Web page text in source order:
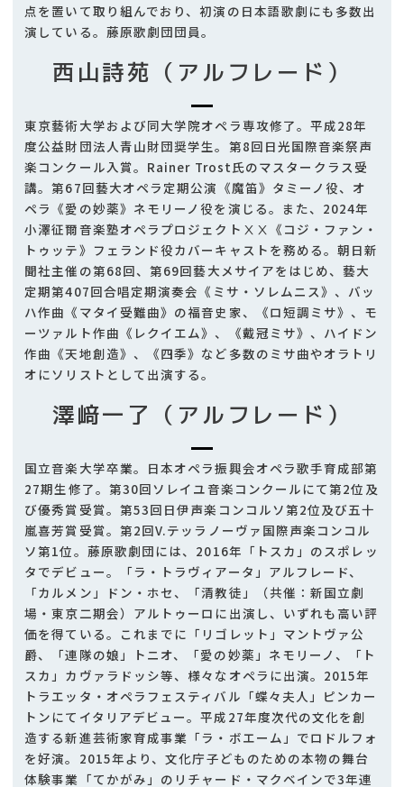
点を置いて取り組んでおり、初演の日本語歌劇にも多数出
演している。藤原歌劇団団員。
西山詩苑（アルフレード）
東京藝術大学および同大学院オペラ専攻修了。平成28年
度公益財団法人青山財団奨学生。第8回日光国際音楽祭声
楽コンクール入賞。Rainer Trost氏のマスタークラス受
講。第67回藝大オペラ定期公演《魔笛》タミーノ役、オ
ペラ《愛の妙薬》ネモリーノ役を演じる。また、2024年
小澤征爾音楽塾オペラプロジェクトⅩⅩ《コジ・ファン・
トゥッテ》フェランド役カバーキャストを務める。朝日新
聞社主催の第68回、第69回藝大メサイアをはじめ、藝大
定期第407回合唱定期演奏会《ミサ・ソレムニス》、バッ
ハ作曲《マタイ受難曲》の福音史家、《ロ短調ミサ》、モ
ーツァルト作曲《レクイエム》、《戴冠ミサ》、ハイドン
作曲《天地創造》、《四季》など多数のミサ曲やオラトリ
オにソリストとして出演する。
澤﨑一了（アルフレード）
国立音楽大学卒業。日本オペラ振興会オペラ歌手育成部第
27期生修了。第30回ソレイユ音楽コンクールにて第2位及
び優秀賞受賞。第53回日伊声楽コンコルソ第2位及び五十
嵐喜芳賞受賞。第2回V.テッラノーヴァ国際声楽コンコル
ソ第1位。藤原歌劇団には、2016年「トスカ」のスポレッ
タでデビュー。「ラ・トラヴィアータ」アルフレード、
「カルメン」ドン・ホセ、「清教徒」（共催：新国立劇
場・東京二期会）アルトゥーロに出演し、いずれも高い評
価を得ている。これまでに「リゴレット」マントヴァ公
爵、「連隊の娘」トニオ、「愛の妙薬」ネモリーノ、「ト
スカ」カヴァラドッシ等、様々なオペラに出演。2015年
トラエッタ・オペラフェスティバル「蝶々夫人」ピンカー
トンにてイタリアデビュー。平成27年度次代の文化を創
造する新進芸術家育成事業「ラ・ボエーム」でロドルフォ
を好演。2015年より、文化庁子どものための本物の舞台
体験事業「てかがみ」のリチャード・マクベインで3年連